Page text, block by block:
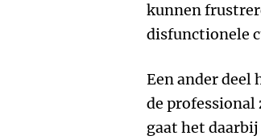
kunnen
disfunctionele
Een ander deel
de professional
gaat het